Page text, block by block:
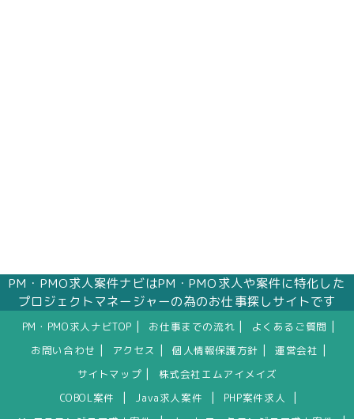
PM・PMO求人案件ナビはPM・PMO求人や案件に特化した
プロジェクトマネージャーの為のお仕事探しサイトです
PM・PMO求人ナビTOP お仕事までの流れ よくあるご質問
お問い合わせ アクセス 個人情報保護方針 運営会社
サイトマップ
株式会社エムアイメイズ
COBOL案件
Java求人案件 PHP案件求人